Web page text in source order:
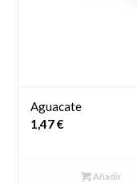
Aguacate
1,47€
Añadir